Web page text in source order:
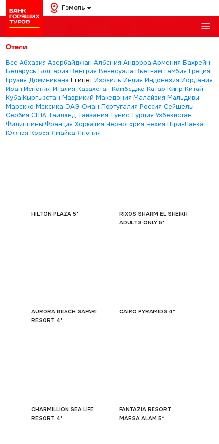
Гомель
Отели
Все Абхазия Азербайджан Албания Андорра Армения Бахрейн
Беларусь Болгария Венгрия Венесуэла Вьетнам Гамбия Греция
Грузия Доминикана Египет Израиль Индия Индонезия Иордания
Иран Испания Италия Казахстан Камбоджа Катар Кипр Китай
Куба Кыргызстан Маврикий Македония Малайзия Мальдивы
Марокко Мексика ОАЭ Оман Португалия Россия Сейшелы
Сербия США Таиланд Танзания Тунис Турция Узбекистан
Филиппины Франция Хорватия Черногория Чехия Шри-Ланка
Южная Корея Ямайка Япония
HILTON PLAZA 5*
RIXOS SHARM EL SHEIKH
ADULTS ONLY 5*
AURORA BEACH SAFARI
RESORT 4*
CAIRO PYRAMIDS 4*
CHARMILLION SEA LIFE
RESORT 4*
FANTAZIA RESORT
MARSA ALAM 5*